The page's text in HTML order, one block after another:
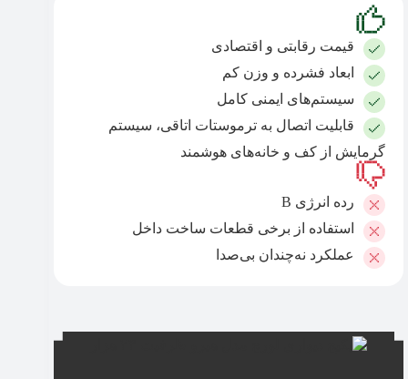
قیمت رقابتی و اقتصادی
ابعاد فشرده و وزن کم
سیستم‌های ایمنی کامل
قابلیت اتصال به ترموستات اتاقی، سیستم
گرمایش از کف و خانه‌های هوشمند
رده انرژی B
استفاده از برخی قطعات ساخت داخل
عملکرد نه‌چندان بی‌صدا